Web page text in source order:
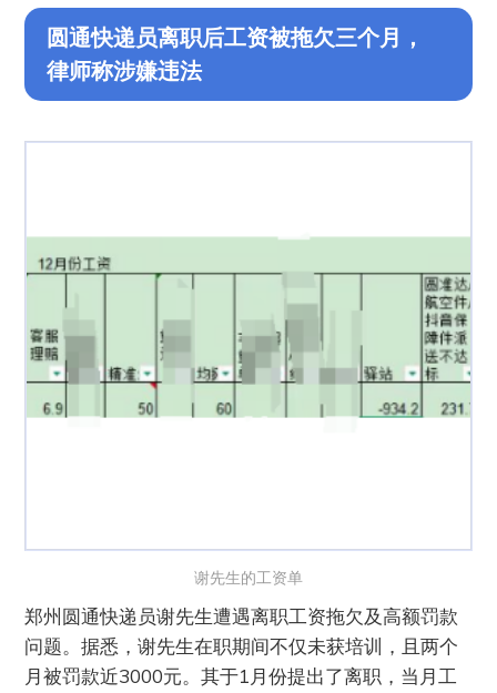
‌圆通快递员离职后工资被拖欠三个月，
律师称涉嫌违法
谢先生的工资单
郑州圆通快递员谢先生遭遇离职工资拖欠及高额罚款
问题。据悉，谢先生在职期间不仅未获培训，且两个
月被罚款近3000元。其于1月份提出了离职，当月工